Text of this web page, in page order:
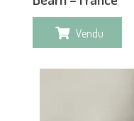
Vendu